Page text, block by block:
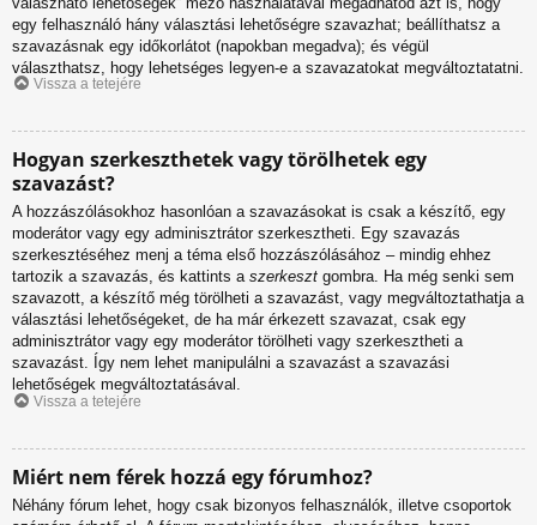
egy felhasználó hány választási lehetőségre szavazhat; beállíthatsz a
szavazásnak egy időkorlátot (napokban megadva); és végül
választhatsz, hogy lehetséges legyen-e a szavazatokat megváltoztatatni.
Vissza a tetejére
Hogyan szerkeszthetek vagy törölhetek egy
szavazást?
A hozzászólásokhoz hasonlóan a szavazásokat is csak a készítő, egy
moderátor vagy egy adminisztrátor szerkesztheti. Egy szavazás
szerkesztéséhez menj a téma első hozzászólásához – mindig ehhez
tartozik a szavazás, és kattints a szerkeszt gombra. Ha még senki sem
szavazott, a készítő még törölheti a szavazást, vagy megváltoztathatja a
választási lehetőségeket, de ha már érkezett szavazat, csak egy
adminisztrátor vagy egy moderátor törölheti vagy szerkesztheti a
szavazást. Így nem lehet manipulálni a szavazást a szavazási
lehetőségek megváltoztatásával.
Vissza a tetejére
Miért nem férek hozzá egy fórumhoz?
Néhány fórum lehet, hogy csak bizonyos felhasználók, illetve csoportok